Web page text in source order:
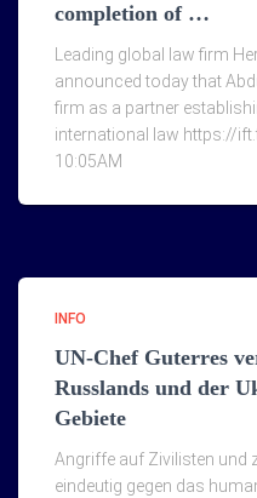
completion of …
Leading global law firm
announced today that
firm as a partner
international law https://
10:05AM
INFO
UN-Chef Guterres
Russlands und der
Gebiete
Angriffe auf Zivilisten und
eindeutig gegen das